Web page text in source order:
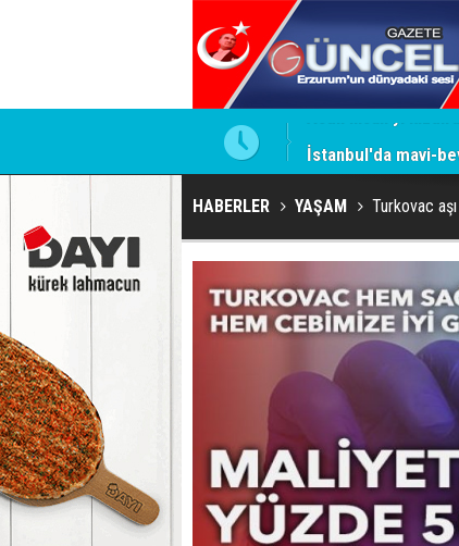
İstanbul'da mavi-
HABERLER YAŞAM Turkovac